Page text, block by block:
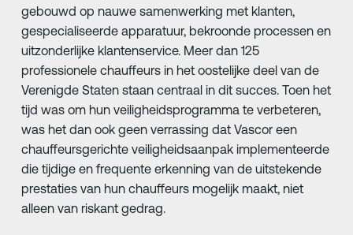
gebouwd op nauwe samenwerking met klanten,
gespecialiseerde apparatuur, bekroonde processen en
uitzonderlijke klantenservice. Meer dan 125
professionele chauffeurs in het oostelijke deel van de
Verenigde Staten staan centraal in dit succes. Toen het
tijd was om hun veiligheidsprogramma te verbeteren,
was het dan ook geen verrassing dat Vascor een
chauffeursgerichte veiligheidsaanpak implementeerde
die tijdige en frequente erkenning van de uitstekende
prestaties van hun chauffeurs mogelijk maakt, niet
alleen van riskant gedrag.